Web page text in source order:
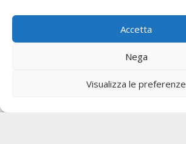
Accetta
Nega
Visualizza le preferenze
INFORMAZIONI
Condizioni di vendita